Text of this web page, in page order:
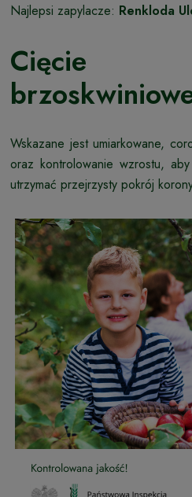
Najlepsi zapylacze: Renkloda
Wskazane jest umiarkowane,
oraz kontrolowanie wzrostu,
utrzymać przejrzysty pokrój